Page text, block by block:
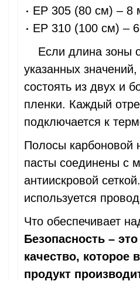
EP 305 (80 см) – 8
EP 310 (100 см) –
Если длина зоны
указанных
состоять из двух и
пленки. Каждый
подключается к
Полосы карбоновой
пасты соединены с
антиискровой
используется
Что обеспечивает
Безопасность –
качество, которое
продукт